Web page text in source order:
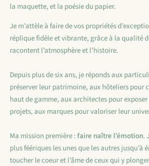
la maquette, et la poésie du papier.
Je m’attèle à faire de vos propriétés
réplique fidèle et vibrante, grâce à la qualité
racontent l’atmosphère et l’histoire.
Depuis plus de six ans, je réponds aux
préserver leur patrimoine, aux hôteliers pour
haut de gamme, aux architectes pour
projets, aux marques pour valoriser leur
Ma mission première :faire naître l’émotion.
plus féériques les unes que les autres jusqu’à
toucher le coeur et l’âme de ceux qui y